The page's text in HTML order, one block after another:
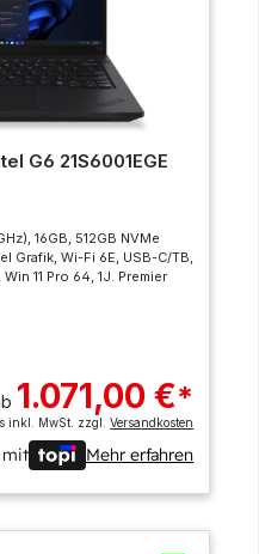
G6 21S6001EGE
16GB, 512GB NVMe
Grafik, Wi-Fi 6E, USB-C/TB,
11 Pro 64, 1J. Premier
1.071,00 €*
inkl. MwSt. zzgl.Versandkosten
mit Mehr erfahren